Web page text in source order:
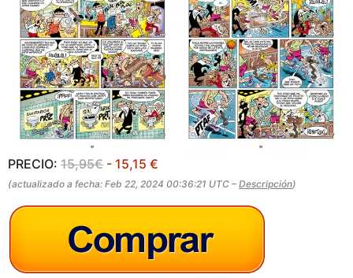
PRECIO: 15,95€ - 15,15 €
(actualizado a fecha: Feb 22, 2024 00:36:21 UTC – Descripción)